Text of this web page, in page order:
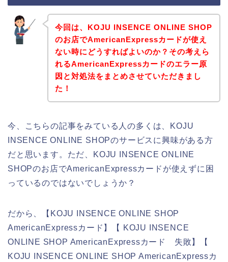
今回は、KOJU INSENCE ONLINE SHOP
のお店でAmericanExpressカードが使え
ない時にどうすればよいのか？その考えら
れるAmericanExpressカードのエラー原
因と対処法をまとめさせていただきまし
た！
今、こちらの記事をみている人の多くは、KOJU
INSENCE ONLINE SHOPのサービスに興味がある方
だと思います。ただ、KOJU INSENCE ONLINE
SHOPのお店でAmericanExpressカードが使えずに困
っているのではないでしょうか？
だから、【KOJU INSENCE ONLINE SHOP
AmericanExpressカード】【 KOJU INSENCE
ONLINE SHOP AmericanExpressカード 失敗】【
KOJU INSENCE ONLINE SHOP AmericanExpressカ